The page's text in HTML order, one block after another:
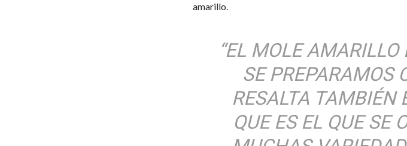
amarillo.
“EL MOLE
SE PREPARAMOS
RESALTA TAMBIÉN
QUE ES EL QUE SE